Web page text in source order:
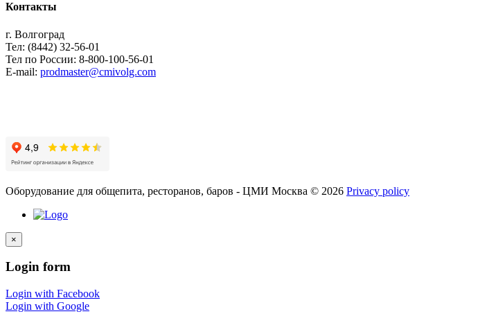
Контакты
г. Волгоград
Тел: (8442) 32-56-01
Тел по России: 8-800-100-56-01
E-mail: prodmaster@cmivolg.com
Оборудование для общепита, ресторанов, баров - ЦМИ Москва © 2026 Privacy policy
×
Login form
Login with Facebook
Login with Google